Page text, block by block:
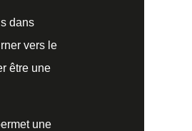
dans
vers le
être une
une